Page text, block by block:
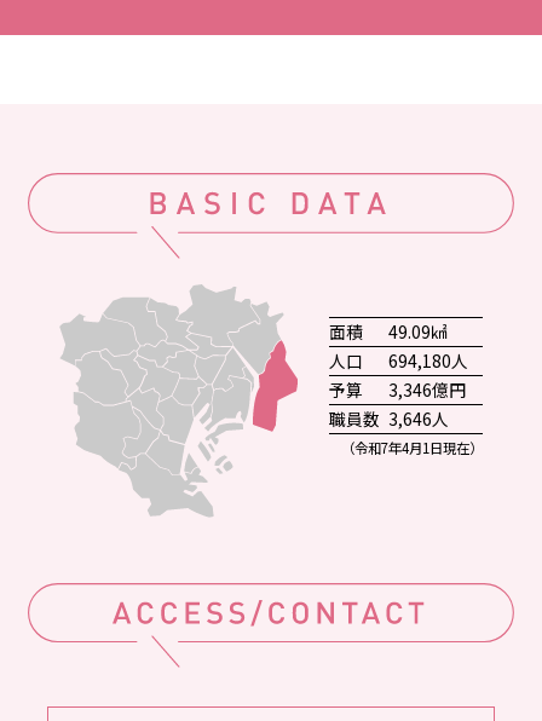
面積
49.09㎢
人口
694,180人
予算
3,346億円
職員数 3,646人
（令和7年4月1日現在）